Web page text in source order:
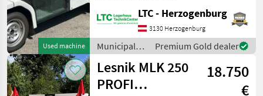
Used machine
L0JEBAD01M1009430;
Anzahl Vorbesitzer: 1;
Weitere
Maschinenmerkmale: Mit
europäischer Straßenzula
LTC - Herzogenburg
3130 Herzogenburg
Municipal
equipment /
Sonstige
Premium Gold dealer
Lesnik MLK 250
PROFI
18.750
€